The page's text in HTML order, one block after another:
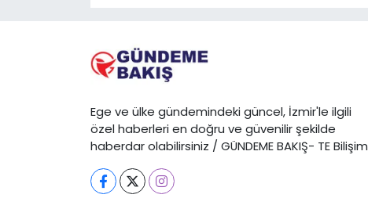
Ege ve ülke gündemindeki güncel, İzmir'le ilgili
özel haberleri en doğru ve güvenilir şekilde
haberdar olabilirsiniz / GÜNDEME BAKIŞ- TE Bilişim